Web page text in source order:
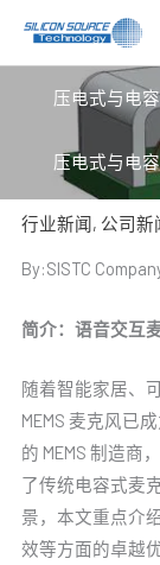
压电式与电
压电式与电
行业新闻, 公司新
By:SISTC
简介：语音交互
随着智能家居、
MEMS 麦克风已
的 MEMS 制造商
了传统电容式麦
景，本文重点介
效等方面的卓越优